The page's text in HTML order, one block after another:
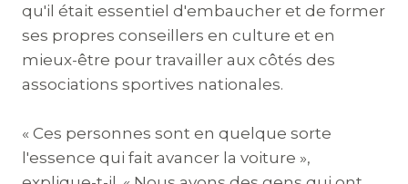
qu'il était essentiel d'embaucher et de former
ses propres conseillers en culture et en
mieux-être pour travailler aux côtés des
associations sportives nationales.
« Ces personnes sont en quelque sorte
l'essence qui fait avancer la voiture »,